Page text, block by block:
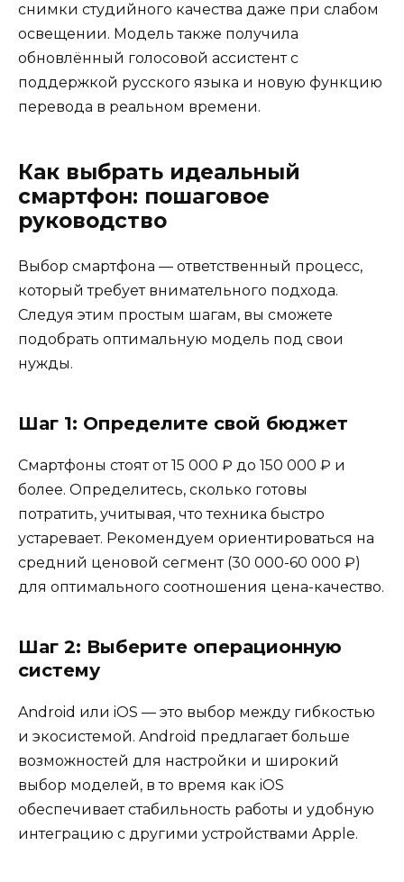
снимки студийного качества даже при слабом
освещении. Модель также получила
обновлённый голосовой ассистент с
поддержкой русского языка и новую функцию
перевода в реальном времени.
Как выбрать идеальный
смартфон: пошаговое
руководство
Выбор смартфона — ответственный процесс,
который требует внимательного подхода.
Следуя этим простым шагам, вы сможете
подобрать оптимальную модель под свои
нужды.
Шаг 1: Определите свой бюджет
Смартфоны стоят от 15 000 ₽ до 150 000 ₽ и
более. Определитесь, сколько готовы
потратить, учитывая, что техника быстро
устаревает. Рекомендуем ориентироваться на
средний ценовой сегмент (30 000-60 000 ₽)
для оптимального соотношения цена-качество.
Шаг 2: Выберите операционную
систему
Android или iOS — это выбор между гибкостью
и экосистемой. Android предлагает больше
возможностей для настройки и широкий
выбор моделей, в то время как iOS
обеспечивает стабильность работы и удобную
интеграцию с другими устройствами Apple.